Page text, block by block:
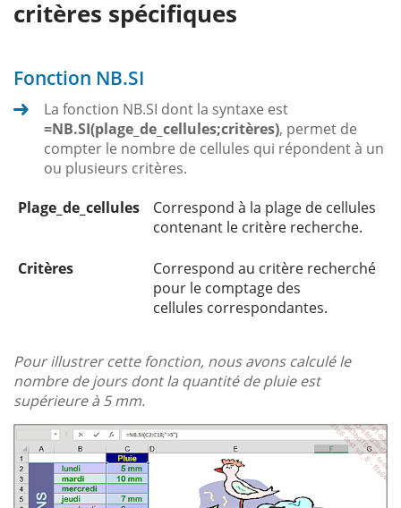
critères spécifiques
Fonction NB.SI
La fonction NB.SI dont la syntaxe est
=NB.SI(plage_de_cellules;critères), permet de
compter le nombre de cellules qui répondent à un
ou plusieurs critères.
Plage_de_cellules
Correspond à la plage de cellules
contenant le critère recherche.
Critères
Correspond au critère recherché
pour le comptage des
cellules correspondantes.
Pour illustrer cette fonction, nous avons calculé le
nombre de jours dont la quantité de pluie est
supérieure à 5 mm.